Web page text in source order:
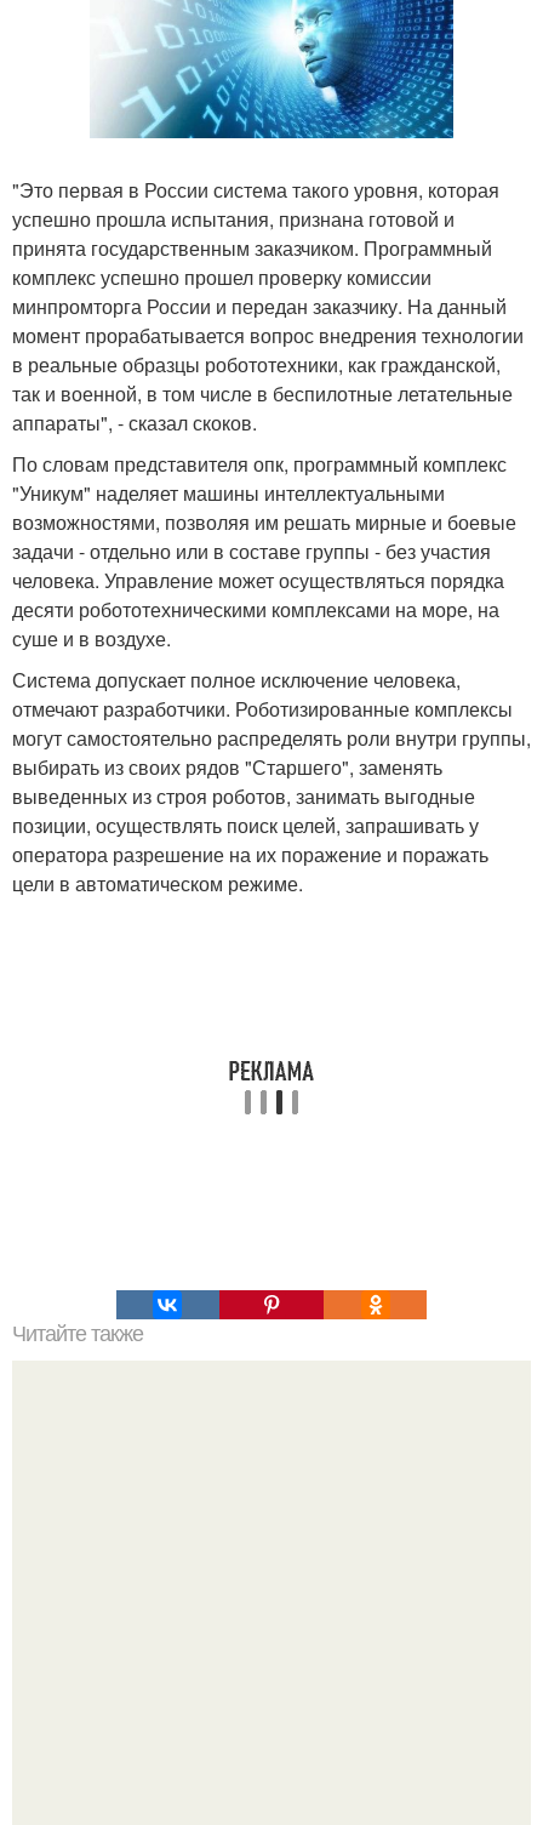
"Это первая в России система такого уровня, которая
успешно прошла испытания, признана готовой и
принята государственным заказчиком. Программный
комплекс успешно прошел проверку комиссии
минпромторга России и передан заказчику. На данный
момент прорабатывается вопрос внедрения технологии
в реальные образцы робототехники, как гражданской,
так и военной, в том числе в беспилотные летательные
аппараты", - сказал скоков.
По словам представителя опк, программный комплекс
"Уникум" наделяет машины интеллектуальными
возможностями, позволяя им решать мирные и боевые
задачи - отдельно или в составе группы - без участия
человека. Управление может осуществляться порядка
десяти робототехническими комплексами на море, на
суше и в воздухе.
Система допускает полное исключение человека,
отмечают разработчики. Роботизированные комплексы
могут самостоятельно распределять роли внутри группы,
выбирать из своих рядов "Старшего", заменять
выведенных из строя роботов, занимать выгодные
позиции, осуществлять поиск целей, запрашивать у
оператора разрешение на их поражение и поражать
цели в автоматическом режиме.
Читайте также